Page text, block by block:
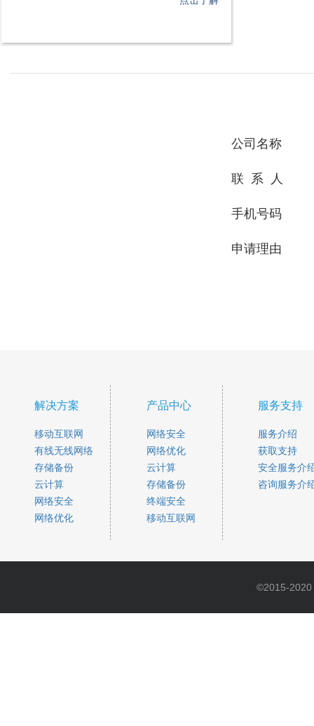
公司名称
联 系 人
手机号码
申请理由
解决方案
移动互联网
有线无线网络
存储备份
云计算
网络安全
网络优化
产品中心
网络安全
网络优化
云计算
存储备份
终端安全
移动互联网
服务支持
服务介绍
获取支持
安全服务介
咨询服务介
©2015-